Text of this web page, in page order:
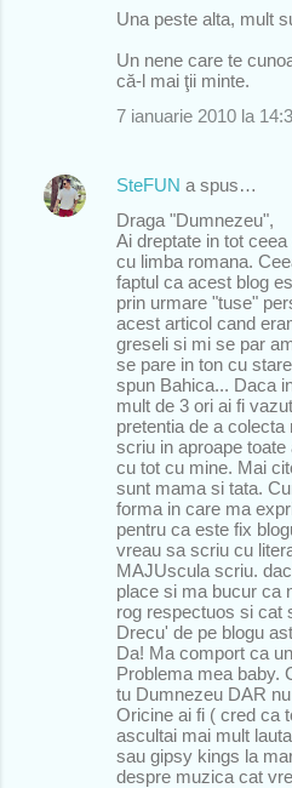
Una peste alta, mult
Un nene care te
că-l mai ţii minte.
7 ianuarie 2010 la
SteFUN a spus…
Draga "Dumnezeu",
Ai dreptate in tot
cu limba romana.
faptul ca acest blog
prin urmare "tuse"
acest articol cand
greseli si mi se par
se pare in ton cu
spun Bahica... Daca
mult de 3 ori ai fi
pretentia de a
scriu in aproape
cu tot cu mine. Mai
sunt mama si tata.
forma in care ma
pentru ca este fix
vreau sa scriu cu
MAJUscula scriu.
place si ma bucur ca
rog respectuos si cat
Drecu' de pe blogu
Da! Ma comport ca
Problema mea baby.
tu Dumnezeu DAR
Oricine ai fi ( cred ca
ascultai mai mult
sau gipsy kings la
despre muzica cat